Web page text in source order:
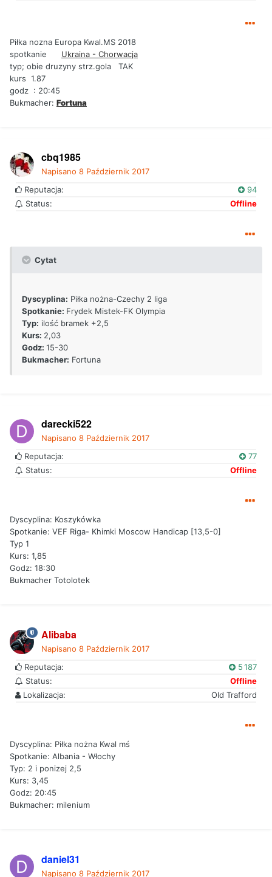
Piłka nozna Europa Kwal.MS 2018
spotkanie
Ukraina - Chorwacja
typ; obie druzyny strz.gola TAK
kurs 1.87
godz : 20:45
Bukmacher: Fortuna
cbq1985
Napisano 8 Październik 2017
Reputacja:
94
Status:
Offline
Cytat
Dyscyplina: Piłka nożna-Czechy 2 liga
Spotkanie: Frydek Mistek-FK Olympia
Typ: ilość bramek +2,5
Kurs: 2,03
Godz: 15-30
Bukmacher: Fortuna
darecki522
Napisano 8 Październik 2017
Reputacja:
77
Status:
Offline
Dyscyplina: Koszykówka
Spotkanie: VEF Riga- Khimki Moscow Handicap [13,5-0]
Typ 1
Kurs: 1,85
Godz: 18:30
Bukmacher Totolotek
Alibaba
Napisano 8 Październik 2017
Reputacja:
5 187
Status:
Offline
Lokalizacja:
Old Trafford
Dyscyplina: Piłka nożna Kwal mś
Spotkanie: Albania - Włochy
Typ: 2 i ponizej 2,5
Kurs: 3,45
Godz: 20:45
Bukmacher: milenium
daniel31
Napisano 8 Październik 2017